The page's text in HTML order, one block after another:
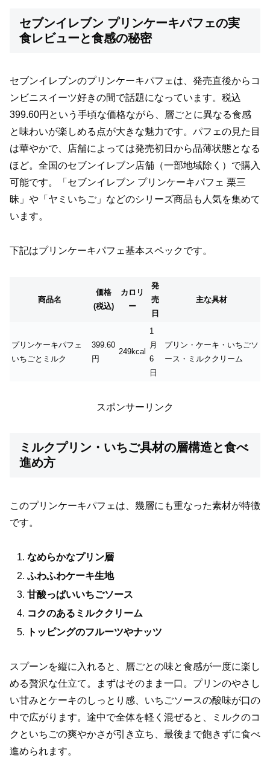
セブンイレブン プリンケーキパフェの実
食レビューと食感の秘密
セブンイレブンのプリンケーキパフェは、発売直後からコ
ンビニスイーツ好きの間で話題になっています。税込
399.60円という手頃な価格ながら、層ごとに異なる食感
と味わいが楽しめる点が大きな魅力です。パフェの見た目
は華やかで、店舗によっては発売初日から品薄状態となる
ほど。全国のセブンイレブン店舗（一部地域除く）で購入
可能です。「セブンイレブン プリンケーキパフェ 栗三
昧」や「ヤミいちご」などのシリーズ商品も人気を集めて
います。
下記はプリンケーキパフェ基本スペックです。
商品名
価格
(税込)
カロリ
ー
発
売
日
主な具材
プリンケーキパフェ
いちごとミルク
399.60
円
249kcal
1
月
6
日
プリン・ケーキ・いちごソ
ース・ミルククリーム
スポンサーリンク
ミルクプリン・いちご具材の層構造と食べ
進め方
このプリンケーキパフェは、幾層にも重なった素材が特徴
です。
なめらかなプリン層
ふわふわケーキ生地
甘酸っぱいいちごソース
コクのあるミルククリーム
トッピングのフルーツやナッツ
スプーンを縦に入れると、層ごとの味と食感が一度に楽し
める贅沢な仕立て。まずはそのまま一口。プリンのやさし
い甘みとケーキのしっとり感、いちごソースの酸味が口の
中で広がります。途中で全体を軽く混ぜると、ミルクのコ
クといちごの爽やかさが引き立ち、最後まで飽きずに食べ
進められます。